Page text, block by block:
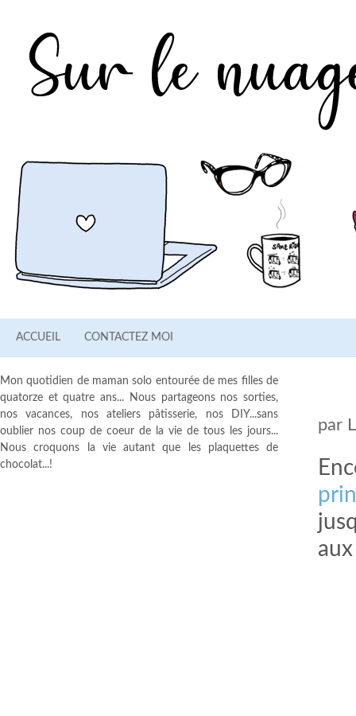
ACCUEIL CONTACTEZ MOI
par
Mon quotidien de maman solo entourée de mes filles de
quatorze et quatre ans... Nous partageons nos sorties,
nos vacances, nos ateliers pâtisserie, nos DIY...sans
oublier nos coup de coeur de la vie de tous les jours...
Nous croquons la vie autant que les plaquettes de
chocolat...!